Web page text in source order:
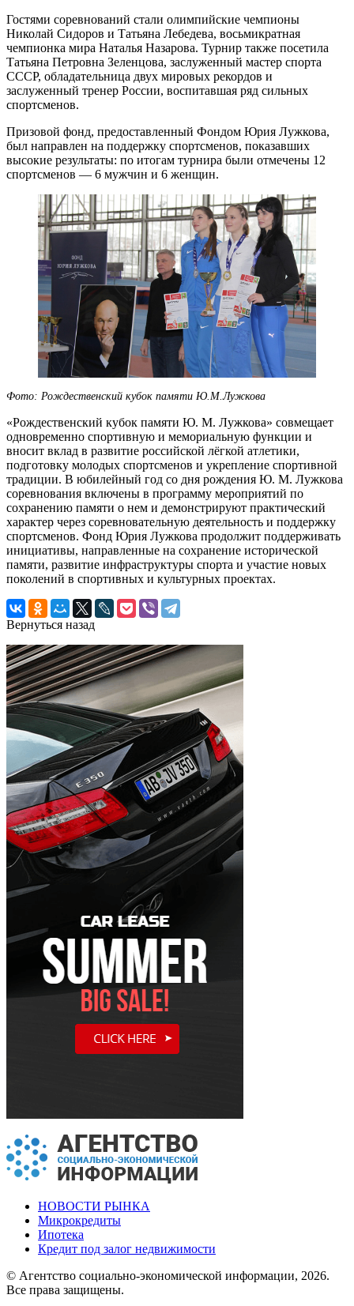
Гостями соревнований стали олимпийские чемпионы
Николай Сидоров и Татьяна Лебедева, восьмикратная
чемпионка мира Наталья Назарова. Турнир также посетила
Татьяна Петровна Зеленцова, заслуженный мастер спорта
СССР, обладательница двух мировых рекордов и
заслуженный тренер России, воспитавшая ряд сильных
спортсменов.
Призовой фонд, предоставленный Фондом Юрия Лужкова,
был направлен на поддержку спортсменов, показавших
высокие результаты: по итогам турнира были отмечены 12
спортсменов — 6 мужчин и 6 женщин.
Фото: Рождественский кубок памяти Ю.М.Лужкова
«Рождественский кубок памяти Ю. М. Лужкова» совмещает
одновременно спортивную и мемориальную функции и
вносит вклад в развитие российской лёгкой атлетики,
подготовку молодых спортсменов и укрепление спортивной
традиции. В юбилейный год со дня рождения Ю. М. Лужкова
соревнования включены в программу мероприятий по
сохранению памяти о нем и демонстрируют практический
характер через соревновательную деятельность и поддержку
спортсменов. Фонд Юрия Лужкова продолжит поддерживать
инициативы, направленные на сохранение исторической
памяти, развитие инфраструктуры спорта и участие новых
поколений в спортивных и культурных проектах.
Вернуться назад
НОВОСТИ РЫНКА
Микрокредиты
Ипотека
Кредит под залог недвижимости
© Агентство социально-экономической информации, 2026.
Все права защищены.